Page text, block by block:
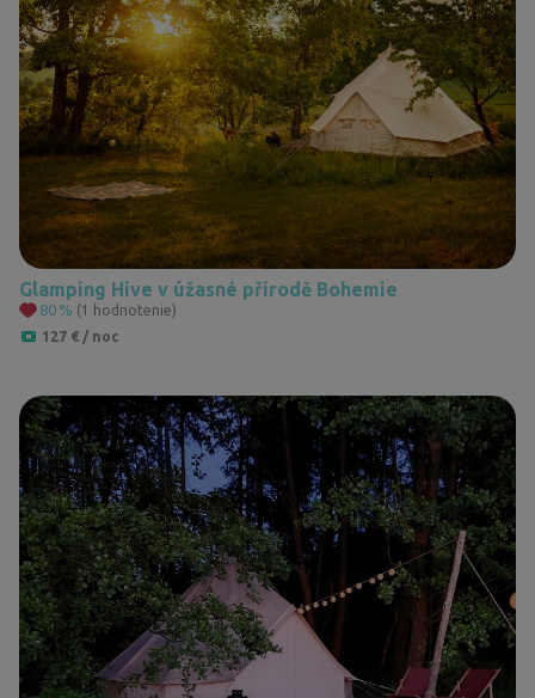
Glamping Hive v úžasné přírodě Bohemie
80 % (1 hodnotenie)
127 € / noc